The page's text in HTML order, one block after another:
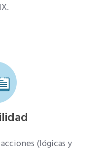
(lógicas y